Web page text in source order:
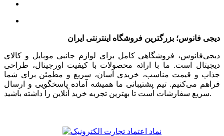
دیجی فانوس؛ بزرگترین فروشگاه اینترنتی ایران
دیجی‌فانوس، فروشگاهی کامل برای لوازم جانبی موبایل و کالای
دیجیتال است. ما با ارائه محصولات با کیفیت اورجینال، طراحی
جذاب و قیمت مناسب، خریدی آسان، سریع و مطمئن برای شما
فراهم می‌کنیم. تیم پشتیبانی ما همیشه آماده پاسخگویی و ارسال
سریع سفارشات است تا بهترین تجربه خرید آنلاین را داشته باشید.